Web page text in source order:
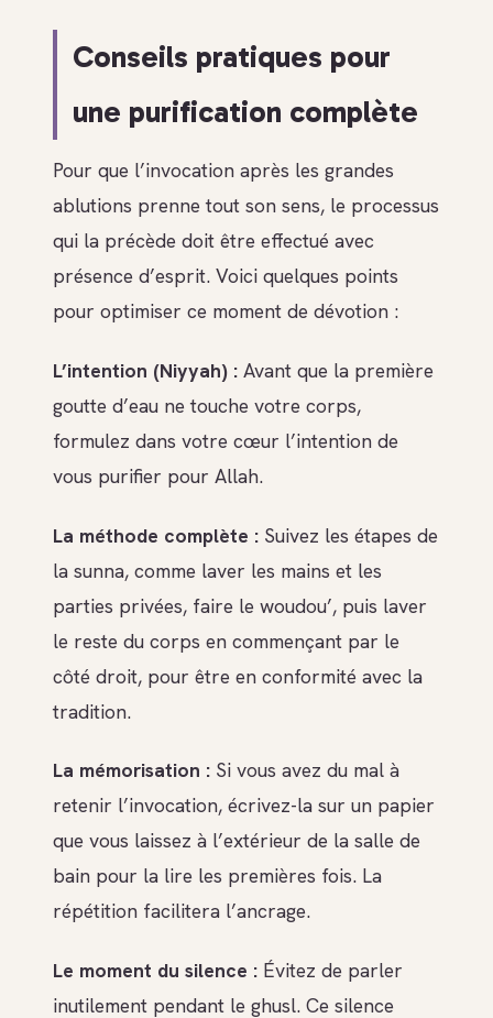
Conseils pratiques pour
une purification complète
Pour que l’invocation après les grandes
ablutions prenne tout son sens, le processus
qui la précède doit être effectué avec
présence d’esprit. Voici quelques points
pour optimiser ce moment de dévotion :
L’intention (Niyyah) : Avant que la première
goutte d’eau ne touche votre corps,
formulez dans votre cœur l’intention de
vous purifier pour Allah.
La méthode complète : Suivez les étapes de
la sunna, comme laver les mains et les
parties privées, faire le woudou’, puis laver
le reste du corps en commençant par le
côté droit, pour être en conformité avec la
tradition.
La mémorisation : Si vous avez du mal à
retenir l’invocation, écrivez-la sur un papier
que vous laissez à l’extérieur de la salle de
bain pour la lire les premières fois. La
répétition facilitera l’ancrage.
Le moment du silence : Évitez de parler
inutilement pendant le ghusl. Ce silence